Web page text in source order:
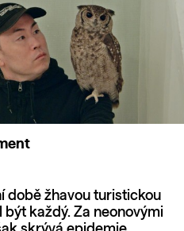
době žhavou turistickou
každý. Za neonovými